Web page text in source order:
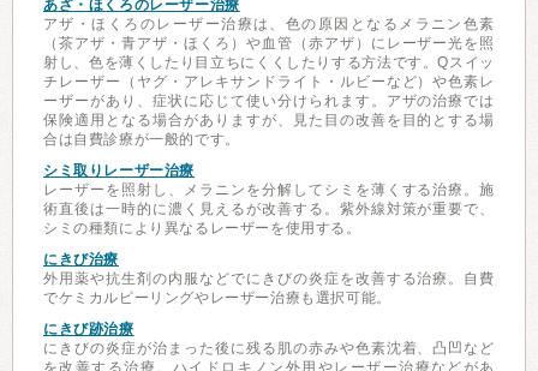
あざ・ほくろのレーザー治療
アザ・ほくろのレーザー治療は、色の原因となるメラニン色素
（茶アザ・青アザ・ほくろ）や血管（赤アザ）にレーザー光を照
射し、色を薄くしたり目立ちにくくしたりする方法です。Qスイッ
チレーザー（ヤグ・アレキサンドライト・ルビーなど）や色素レ
ーザーがあり、症状に応じて使い分けられます。アザの治療では
保険適用となる場合がありますが、見た目の改善を目的とする場
合は自費診療が一般的です。
シミ取りレーザー治療
レーザーを照射し、メラニンを分解してシミを薄くする治療。施
術直後は一時的に濃く見えるが改善する。紫外線対策が重要で、
シミの種類により異なるレーザーを使用する。
にきび治療
外用薬や抗生剤の内服などでにきびの炎症を改善する治療。自費
でケミカルピーリングやレーザー治療も選択可能。
にきび跡治療
にきびの炎症が治まった後に残る肌の赤みや色素沈着、凸凹など
を改善する治療。ハイドロキノン外用やレーザー治療などがあ